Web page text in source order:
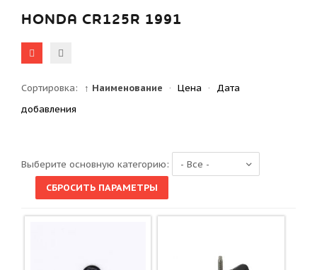
HONDA CR125R 1991
Сортировка: ↑ Наименование · Цена ·
Дата
добавления
Выберите основную категорию: